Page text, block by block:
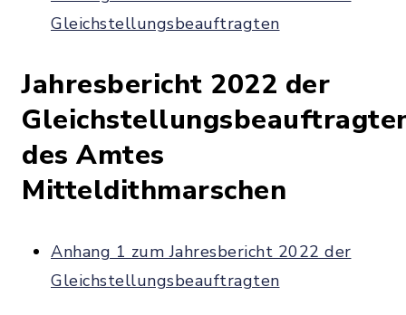
Gleichstellungsbeauftragten
Jahresbericht 2022 der
des Amtes
Mitteldithmarschen
Anhang 1 zum Jahresbericht 2022 der
Gleichstellungsbeauftragten